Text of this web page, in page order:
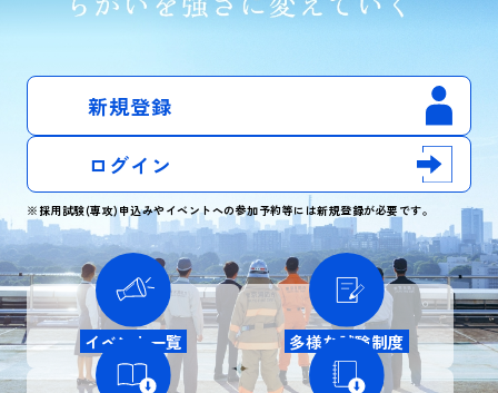
新規登録
ログイン
※採用試験(専攻)申込みやイベントへの参加予約等には新規登録が必要です。
イベント一覧 多様な試験制度